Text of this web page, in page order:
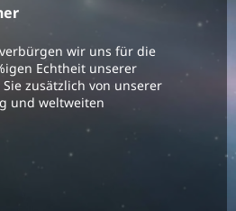
wir uns für die
Echtheit unserer
zusätzlich von unserer
und weltweiten